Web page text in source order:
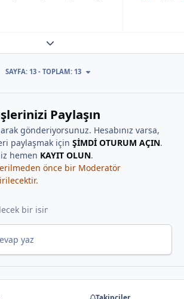
Expand topic overview
SAYFA: 13 - TOPLAM: 13
Paylaşın
gönderiyorsunuz. Hesabınız varsa,
paylaşmak için ŞİMDİ OTURUM AÇIN.
hemen KAYIT OLUN.
önce bir Moderatör
yaz